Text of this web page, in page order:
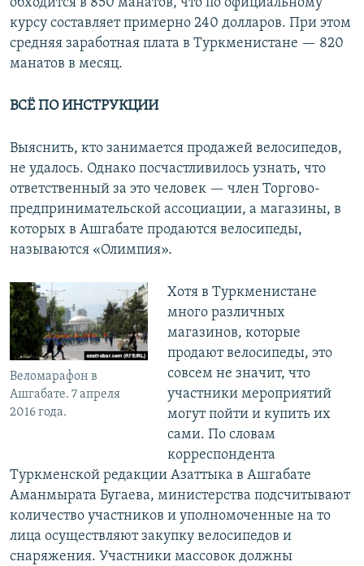
обходится в 850 манатов, что по официальному
курсу составляет примерно 240 долларов. При этом
средняя заработная плата в Туркменистане — 820
манатов в месяц.
ВСЁ ПО ИНСТРУКЦИИ
Выяснить, кто занимается продажей велосипедов,
не удалось. Однако посчастливилось узнать, что
ответственный за это человек — член Торгово-
предпринимательской ассоциации, а магазины, в
которых в Ашгабате продаются велосипеды,
называются «Олимпия».
Веломарафон в
Ашгабате. 7 апреля
2016 года.
Хотя в Туркменистане
много различных
магазинов, которые
продают велосипеды, это
совсем не значит, что
участники мероприятий
могут пойти и купить их
сами. По словам
корреспондента
Туркменской редакции Азаттыка в Ашгабате
Аманмырата Бугаева, министерства подсчитывают
количество участников и уполномоченные на то
лица осуществляют закупку велосипедов и
снаряжения. Участники массовок должны